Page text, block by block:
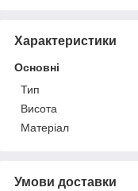
Характеристики
Основні
Тип
Висота
Матеріал
Умови доставки